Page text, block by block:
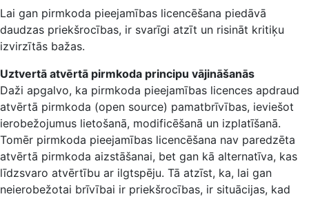
Lai gan pirmkoda pieejamības licencēšana piedāvā
daudzas priekšrocības, ir svarīgi atzīt un risināt kritiķu
izvirzītās bažas.
Uztvertā atvērtā pirmkoda principu vājināšanās
Daži apgalvo, ka pirmkoda pieejamības licences apdraud
atvērtā pirmkoda (open source) pamatbrīvības, ieviešot
ierobežojumus lietošanā, modificēšanā un izplatīšanā.
Tomēr pirmkoda pieejamības licencēšana nav paredzēta
atvērtā pirmkoda aizstāšanai, bet gan kā alternatīva, kas
līdzsvaro atvērtību ar ilgtspēju. Tā atzīst, ka, lai gan
neierobežotai brīvībai ir priekšrocības, ir situācijas, kad